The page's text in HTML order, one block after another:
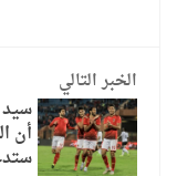
الخبر التالي
سيد
أن